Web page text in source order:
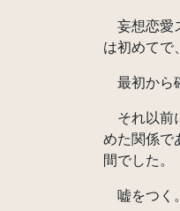
妄想恋愛
は初めてで
最初から
それ以前
めた関係で
間でした。
嘘をつく